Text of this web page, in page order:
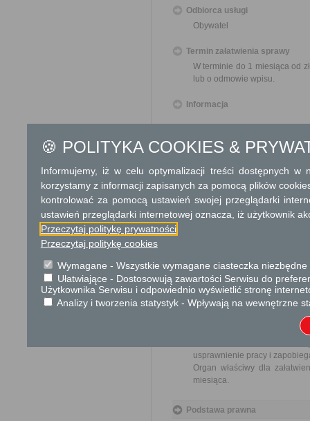
Odbiorca usługi
Obywatel
Termin załatwienia sprawy
W terminie do 1 miesiąca od
lub o odmowie wpisu.
Informacja
Opłata
10 zł opłata skarbowa za
Tryb odwoławczy
Odwołanie wnosi się do
Skargi i wnioski
Przedmiotem skargi może
ich pracowników, naruszenie
usprawnienie pracy i
Organ właściwy dla
miesiąca.
Podstawa prawna
🍪 POLITYKA COOKIES &
Informujemy, iż w celu optymalizacji treści dostępnych w
korzystamy z informacji zapisanych za pomocą plików
kontrolować za pomocą ustawień swojej przeglądarki
ustawień przeglądarki internetowej oznacza, iż użytkownik
Przeczytaj politykę prywatności
Przeczytaj politykę cookies
Wymagane - Wszystkie wymagane ciasteczka
Ułatwiające - Dostosowują zawartości Serwisu do
Użytkownika Serwisu i odpowiednio wyświetlić stronę
Analizy i tworzenia statystyk - Wpływają na wewnętrzne